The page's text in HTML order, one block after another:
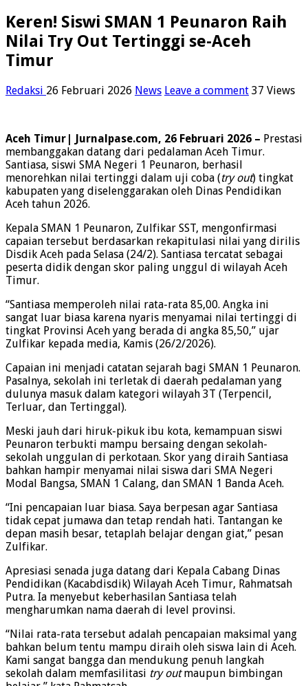
Keren! Siswi SMAN 1 Peunaron Raih
Nilai Try Out Tertinggi se-Aceh
Timur
Redaksi 26 Februari 2026 News Leave a comment 37 Views
Aceh Timur| Jurnalpase.com, 26 Februari 2026 – Prestasi
membanggakan datang dari pedalaman Aceh Timur.
Santiasa, siswi SMA Negeri 1 Peunaron, berhasil
menorehkan nilai tertinggi dalam uji coba (try out) tingkat
kabupaten yang diselenggarakan oleh Dinas Pendidikan
Aceh tahun 2026.
Kepala SMAN 1 Peunaron, Zulfikar SST, mengonfirmasi
capaian tersebut berdasarkan rekapitulasi nilai yang dirilis
Disdik Aceh pada Selasa (24/2). Santiasa tercatat sebagai
peserta didik dengan skor paling unggul di wilayah Aceh
Timur.
“Santiasa memperoleh nilai rata-rata 85,00. Angka ini
sangat luar biasa karena nyaris menyamai nilai tertinggi di
tingkat Provinsi Aceh yang berada di angka 85,50,” ujar
Zulfikar kepada media, Kamis (26/2/2026).
Capaian ini menjadi catatan sejarah bagi SMAN 1 Peunaron.
Pasalnya, sekolah ini terletak di daerah pedalaman yang
dulunya masuk dalam kategori wilayah 3T (Terpencil,
Terluar, dan Tertinggal).
Meski jauh dari hiruk-pikuk ibu kota, kemampuan siswi
Peunaron terbukti mampu bersaing dengan sekolah-
sekolah unggulan di perkotaan. Skor yang diraih Santiasa
bahkan hampir menyamai nilai siswa dari SMA Negeri
Modal Bangsa, SMAN 1 Calang, dan SMAN 1 Banda Aceh.
“Ini pencapaian luar biasa. Saya berpesan agar Santiasa
tidak cepat jumawa dan tetap rendah hati. Tantangan ke
depan masih besar, tetaplah belajar dengan giat,” pesan
Zulfikar.
Apresiasi senada juga datang dari Kepala Cabang Dinas
Pendidikan (Kacabdisdik) Wilayah Aceh Timur, Rahmatsah
Putra. Ia menyebut keberhasilan Santiasa telah
mengharumkan nama daerah di level provinsi.
“Nilai rata-rata tersebut adalah pencapaian maksimal yang
bahkan belum tentu mampu diraih oleh siswa lain di Aceh.
Kami sangat bangga dan mendukung penuh langkah
sekolah dalam memfasilitasi try outmaupun bimbingan